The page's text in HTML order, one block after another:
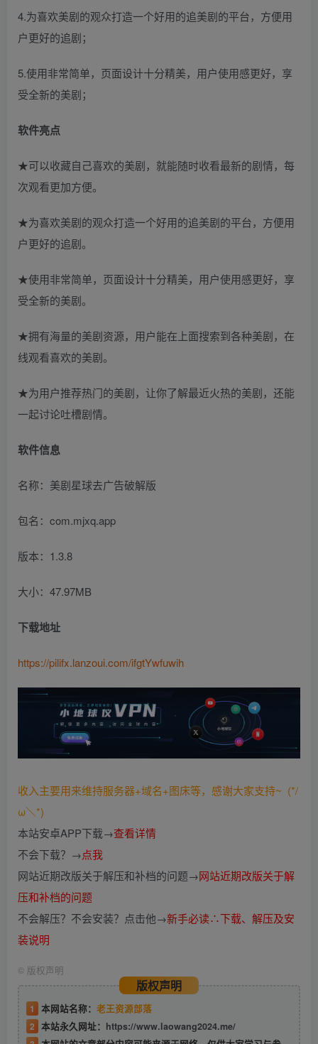
4.为喜欢美剧的观众打造一个好用的追美剧的平台，方便用
户更好的追剧；
5.使用非常简单，页面设计十分精美，用户使用感更好，享
受全新的美剧；
软件亮点
★可以收藏自己喜欢的美剧，就能随时收看最新的剧情，每
次观看更加方便。
★为喜欢美剧的观众打造一个好用的追美剧的平台，方便用
户更好的追剧。
★使用非常简单，页面设计十分精美，用户使用感更好，享
受全新的美剧。
★拥有海量的美剧资源，用户能在上面搜索到各种美剧，在
线观看喜欢的美剧。
★为用户推荐热门的美剧，让你了解最近火热的美剧，还能
一起讨论吐槽剧情。
软件信息
名称：美剧星球去广告破解版
包名：com.mjxq.app
版本：1.3.8
大小：47.97MB
下载地址
https://pilifx.lanzoui.com/ifgtYwfuwih
收入主要用来维持服务器+域名+图床等，感谢大家支持~ (*/
ω＼*)
本站安卓APP下载→查看详情
不会下载？→点我
网站近期改版关于解压和补档的问题→网站近期改版关于解
压和补档的问题
不会解压？不会安装？点击他→新手必读∴下载、解压及安
装说明
© 版权声明
版权声明
1 本网站名称： 老王资源部落
2 本站永久网址： https://www.laowang2024.me/